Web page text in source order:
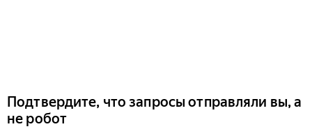
Подтвердите, что запросы отправляли вы, а
не робот